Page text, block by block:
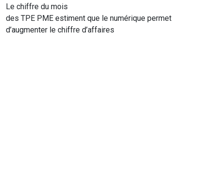
Le chiffre du mois
des TPE PME estiment que le numérique permet
d’augmenter le chiffre d’affaires